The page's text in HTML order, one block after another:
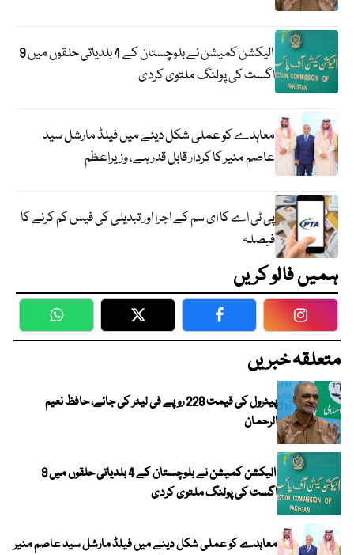
الیکشن کمیشن نے بلوچستان کے 4 بلدیاتی حلقوں میں 9
اگست کی پولنگ ملتوی کردی
معاہدے کو عملی شکل دینے میں فیلڈ مارشل سید
عاصم منیر کا کردار قابل قدر ہے، وزیراعظم
پی ٹی اے کا ای سم کے اجرا اور تبدیلی کی فیس کم کرنے کا
فیصلہ
ہمیں فالو کریں
WhatsApp Twitter Facebook
متعلقہ خبریں
پیٹرول کی قیمت 228 روپے فی لیٹر کی جائے، حافظ نعیم
الرحمان
الیکشن کمیشن نے بلوچستان کے 4 بلدیاتی حلقوں میں 9
اگست کی پولنگ ملتوی کردی
معاہدے کو عملی شکل دینے میں فیلڈ مارشل سید عاصم منیر